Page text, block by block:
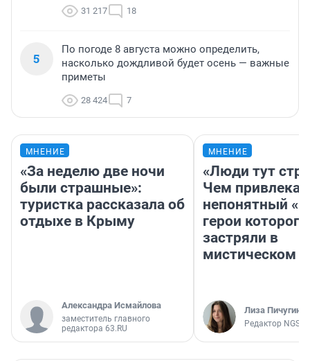
31 217 18
5
По погоде 8 августа можно определить,
насколько дождливой будет осень — важные
приметы
28 424 7
МНЕНИЕ
«За неделю две ночи
были страшные»:
туристка рассказала об
отдыхе в Крыму
Александра Исмайлова
заместитель главного
редактора 63.RU
МНЕНИЕ
«Люди тут
Чем
непонятный
герои которого
застряли в
мистическом
Лиза Пичугина
Редактор